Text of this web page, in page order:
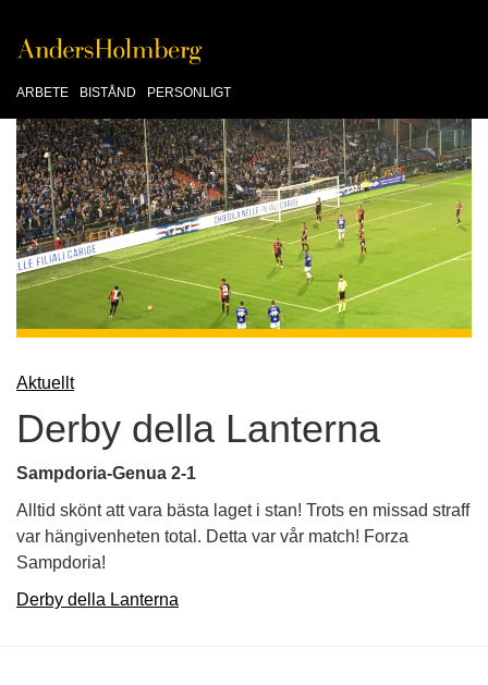
ARBETE BISTÅND PERSONLIGT
Aktuellt
Derby della Lanterna
Sampdoria-Genua 2-1
Alltid skönt att vara bästa laget i stan! Trots en missad straff
var hängivenheten total. Detta var vår match! Forza
Sampdoria!
Derby della Lanterna